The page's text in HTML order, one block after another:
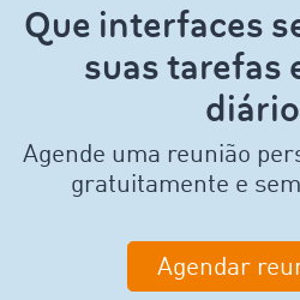
Que interfaces
suas tarefas
Agende uma reunião
gratuitamente e
‌Agendar